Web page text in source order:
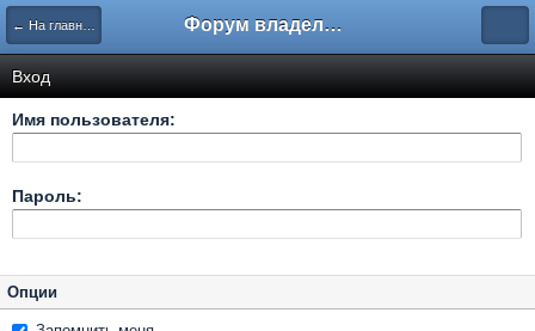
← На главную Форум владельцев интернет-магазинов
Вход
Имя пользователя:
Пароль:
Опции